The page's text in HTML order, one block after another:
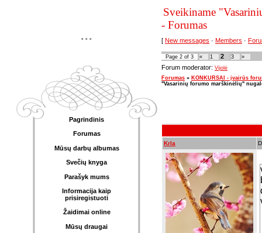
...
Pagrindinis
Forumas
Mūsų darbų albumas
Svečių knyga
Parašyk mums
Informacija kaip
prisiregistuoti
Žaidimai online
Mūsų draugai
Sveikiname
- Forumas
[ New messages · Members ·
Page 2 of 3 « 1 2 3 »
Forum moderator: Vijolė
Forumas » KONKURSAI - įvairūs
"Vasarinių forumo marškinėlių"
Krla